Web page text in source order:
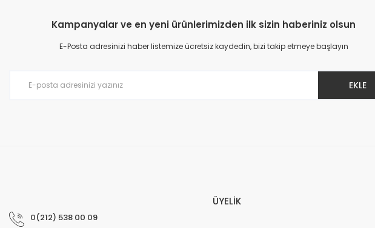
Kampanyalar ve en yeni ürünlerimizden ilk sizin haberiniz olsun
E-Posta adresinizi haber listemize ücretsiz kaydedin, bizi takip etmeye başlayın
EKLE
0(212) 538 00 09
ÜYELİK